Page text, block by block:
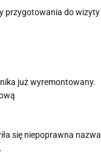
przygotowania do wizyty
już wyremontowany.
się niepoprawna nazwa